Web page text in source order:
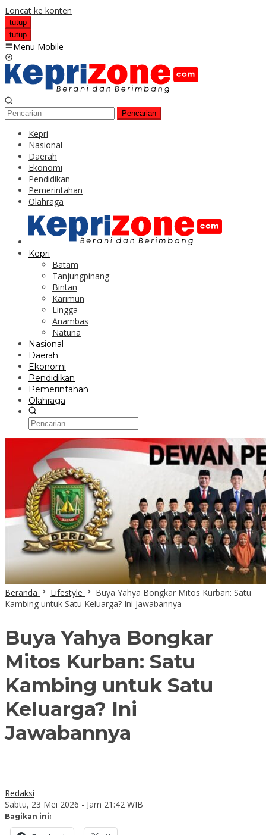
Loncat ke konten
tutup
tutup
Menu Mobile
Pencarian
Kepri
Nasional
Daerah
Ekonomi
Pendidikan
Pemerintahan
Olahraga
Kepri
Batam
Tanjungpinang
Bintan
Karimun
Lingga
Anambas
Natuna
Nasional
Daerah
Ekonomi
Pendidikan
Pemerintahan
Olahraga
Beranda Lifestyle
Buya Yahya Bongkar Mitos Kurban: Satu
Kambing untuk Satu Keluarga? Ini Jawabannya
Buya Yahya Bongkar
Mitos Kurban: Satu
Kambing untuk Satu
Keluarga? Ini
Jawabannya
Redaksi
Sabtu, 23 Mei 2026 - Jam 21:42 WIB
Bagikan ini: